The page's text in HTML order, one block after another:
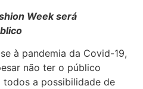
Week será
à pandemia da Covid-19,
não ter o público
todos a possibilidade de